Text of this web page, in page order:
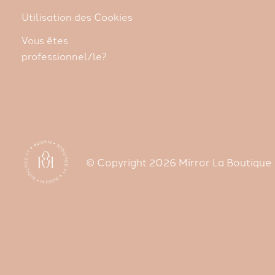
Utilisation des Cookies
Vous êtes
professionnel/le?
© Copyright 2026 Mirror La Boutique